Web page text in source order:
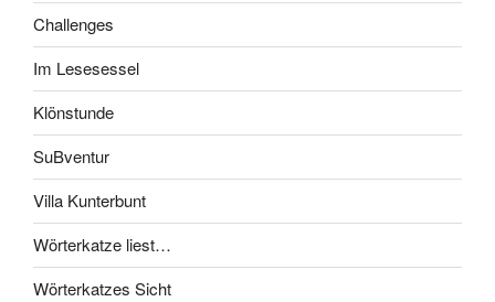
Challenges
Im Lesesessel
Klönstunde
SuBventur
Villa Kunterbunt
Wörterkatze liest…
Wörterkatzes Sicht